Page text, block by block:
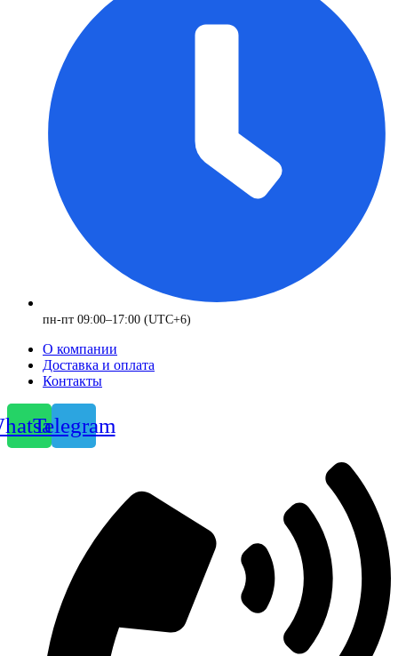
пн-пт 09:00–17:00 (UTC+6)
О компании
Доставка и оплата
Контакты
Telegram